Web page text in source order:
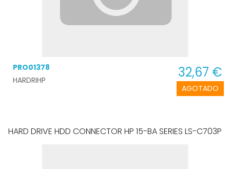
AGOTADO
PRO01378
HARDRIHP
32,67 €
HARD DRIVE HDD CONNECTOR HP 15-BA SERIES LS-C703P